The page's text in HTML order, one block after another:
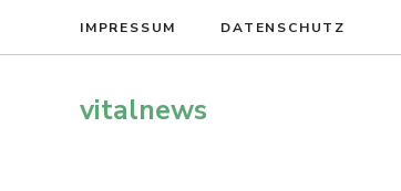
IMPRESSUM DATENSCHUTZ
vitalnews